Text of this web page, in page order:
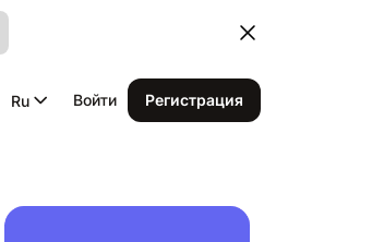
Ru Войти Регистрация